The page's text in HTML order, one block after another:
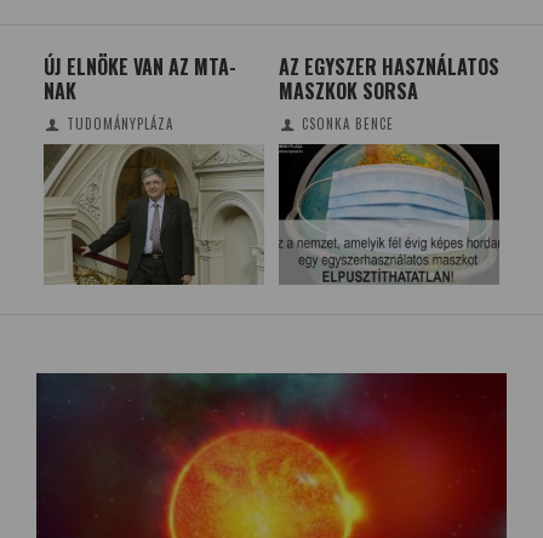
ÚJ ELNÖKE VAN AZ MTA-
NAK
TUDOMÁNYPLÁZA
AZ EGYSZER HASZNÁLATOS
MASZKOK SORSA
CSONKA BENCE